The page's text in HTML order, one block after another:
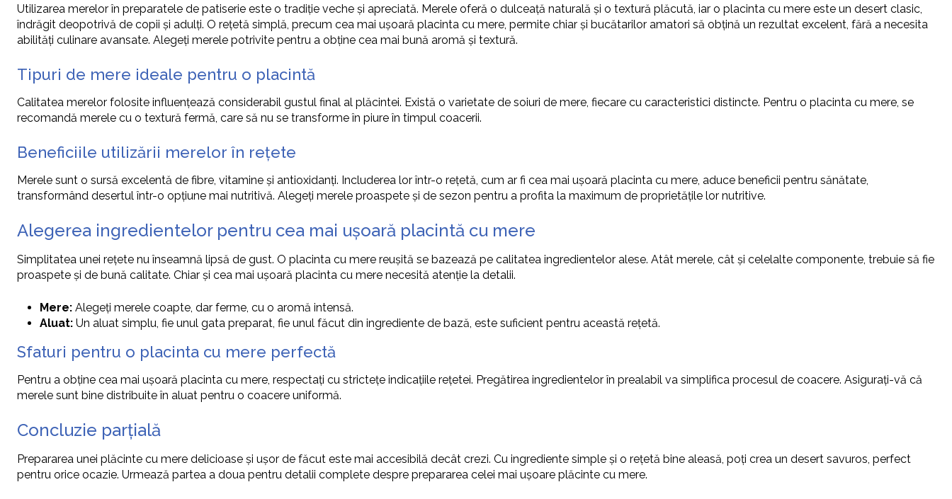
Utilizarea merelor în preparatele de patiserie este o tradiție veche și apreciată. Merele oferă o dulceață naturală și o textură plăcută, iar o placinta cu mere este un desert clasic,
îndrăgit deopotrivă de copii și adulți. O rețetă simplă, precum cea mai ușoară placinta cu mere, permite chiar și bucătarilor amatori să obțină un rezultat excelent, fără a necesita
abilități culinare avansate. Alegeți merele potrivite pentru a obține cea mai bună aromă și textură.
Tipuri de mere ideale pentru o placintă
Calitatea merelor folosite influențează considerabil gustul final al plăcintei. Există o varietate de soiuri de mere, fiecare cu caracteristici distincte. Pentru o placinta cu mere, se
recomandă merele cu o textură fermă, care să nu se transforme în piure în timpul coacerii.
Beneficiile utilizării merelor în rețete
Merele sunt o sursă excelentă de fibre, vitamine și antioxidanți. Includerea lor într-o rețetă, cum ar fi cea mai ușoară placinta cu mere, aduce beneficii pentru sănătate,
transformând desertul într-o opțiune mai nutritivă. Alegeți merele proaspete și de sezon pentru a profita la maximum de proprietățile lor nutritive.
Alegerea ingredientelor pentru cea mai ușoară placintă cu mere
Simplitatea unei rețete nu înseamnă lipsă de gust. O placinta cu mere reuşită se bazează pe calitatea ingredientelor alese. Atât merele, cât și celelalte componente, trebuie să fie
proaspete și de bună calitate. Chiar și cea mai ușoară placinta cu mere necesită atenție la detalii.
Mere: Alegeți merele coapte, dar ferme, cu o aromă intensă.
Aluat: Un aluat simplu, fie unul gata preparat, fie unul făcut din ingrediente de bază, este suficient pentru această rețetă.
Sfaturi pentru o placinta cu mere perfectă
Pentru a obține cea mai ușoară placinta cu mere, respectați cu strictețe indicațiile rețetei. Pregătirea ingredientelor în prealabil va simplifica procesul de coacere. Asigurați-vă că
merele sunt bine distribuite în aluat pentru o coacere uniformă.
Concluzie parțială
Prepararea unei plăcinte cu mere delicioase și ușor de făcut este mai accesibilă decât crezi. Cu ingrediente simple și o rețetă bine aleasă, poți crea un desert savuros, perfect
pentru orice ocazie. Urmează partea a doua pentru detalii complete despre prepararea celei mai ușoare plăcinte cu mere.